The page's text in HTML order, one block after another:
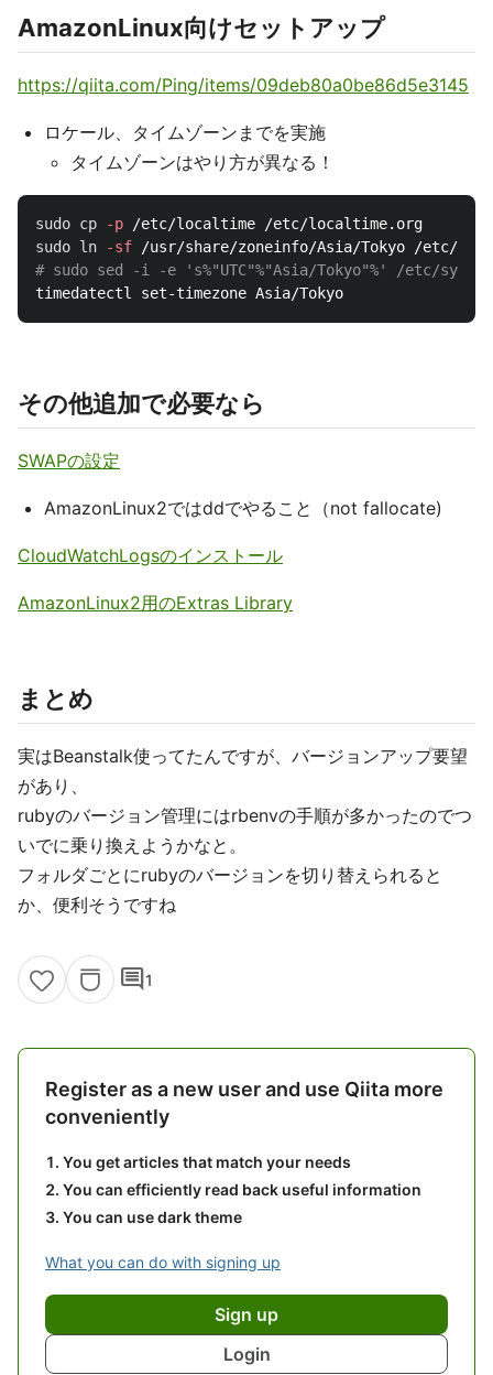
AmazonLinux向けセットアップ
https://qiita.com/Ping/items/09deb80a0be86d5e3145
ロケール、タイムゾーンまでを実施
タイムゾーンはやり方が異なる！
sudo cp -p
sudo ln
-sf
# sudo sed -i -e 's%"UTC"%"Asia/Tokyo"%' /etc/
その他追加で必要なら
SWAPの設定
AmazonLinux2ではddでやること（not fallocate)
CloudWatchLogsのインストール
AmazonLinux2用のExtras Library
まとめ
実はBeanstalk使ってたんですが、バージョンアップ要望
があり、
rubyのバージョン管理にはrbenvの手順が多かったのでつ
いでに乗り換えようかなと。
フォルダごとにrubyのバージョンを切り替えられると
か、便利そうですね
comment1
Register as a new user and use Qiita more
conveniently
You get articles that match your needs
You can efficiently read back useful information
You can use dark theme
What you can do with signing up
Sign up
Login